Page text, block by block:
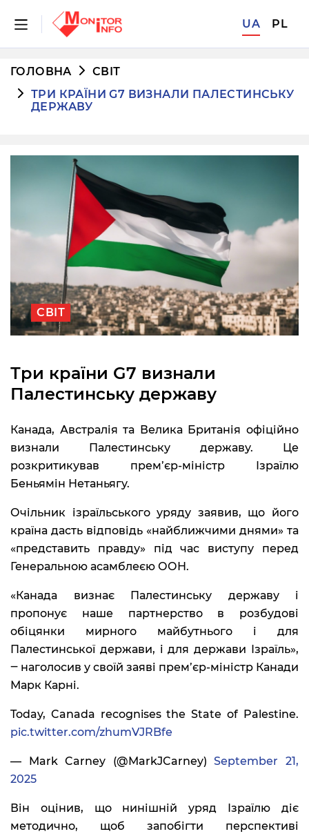
UA PL
ГОЛОВНА
СВІТ
ТРИ КРАЇНИ G7 ВИЗНАЛИ ПАЛЕСТИНСЬКУ
ДЕРЖАВУ
СВІТ
Три країни G7 визнали
Палестинську державу
Канада, Австралія та Велика Британія офіційно
визнали Палестинську державу. Це
розкритикував прем’єр-міністр Ізраїлю
Беньямін Нетаньягу.
Очільник ізраїльського уряду заявив, що його
країна дасть відповідь «найближчими днями» та
«представить правду» під час виступу перед
Генеральною асамблеєю ООН.
«Канада визнає Палестинську державу і
пропонує наше партнерство в розбудові
обіцянки мирного майбутнього і для
Палестинської держави, і для держави Ізраїль»,
‒ наголосив у своїй заяві прем’єр-міністр Канади
Марк Карні.
Today, Canada recognises the State of Palestine.
pic.twitter.com/zhumVJRBfe
— Mark Carney (@MarkJCarney)September 21,
2025
Він оцінив, що нинішній уряд Ізраїлю діє
методично, щоб запобігти перспективі